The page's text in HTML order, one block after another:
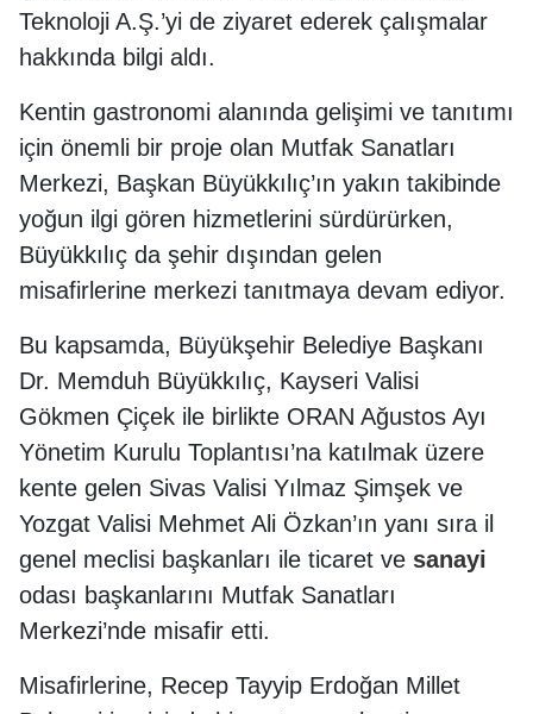
Teknoloji A.Ş.’yi de ziyaret ederek çalışmalar
hakkında bilgi aldı.
Kentin gastronomi alanında gelişimi ve tanıtımı
için önemli bir proje olan Mutfak Sanatları
Merkezi, Başkan Büyükkılıç’ın yakın takibinde
yoğun ilgi gören hizmetlerini sürdürürken,
Büyükkılıç da şehir dışından gelen
misafirlerine merkezi tanıtmaya devam ediyor.
Bu kapsamda, Büyükşehir Belediye Başkanı
Dr. Memduh Büyükkılıç, Kayseri Valisi
Gökmen Çiçek ile birlikte ORAN Ağustos Ayı
Yönetim Kurulu Toplantısı’na katılmak üzere
kente gelen Sivas Valisi Yılmaz Şimşek ve
Yozgat Valisi Mehmet Ali Özkan’ın yanı sıra il
genel meclisi başkanları ile ticaret ve sanayi
odası başkanlarını Mutfak Sanatları
Merkezi’nde misafir etti.
Misafirlerine, Recep Tayyip Erdoğan Millet